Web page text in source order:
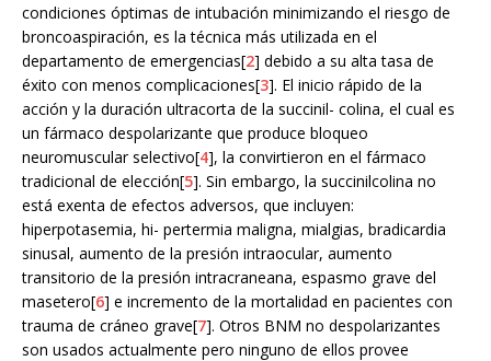
condiciones óptimas de intubación minimizando el riesgo de
broncoaspiración, es la técnica más utilizada en el
departamento de emergencias[2] debido a su alta tasa de
éxito con menos complicaciones[3]. El inicio rápido de la
acción y la duración ultracorta de la succinil- colina, el cual es
un fármaco despolarizante que produce bloqueo
neuromuscular selectivo[4], la convirtieron en el fármaco
tradicional de elección[5]. Sin embargo, la succinilcolina no
está exenta de efectos adversos, que incluyen:
hiperpotasemia, hi- pertermia maligna, mialgias, bradicardia
sinusal, aumento de la presión intraocular, aumento
transitorio de la presión intracraneana, espasmo grave del
masetero[6] e incremento de la mortalidad en pacientes con
trauma de cráneo grave[7]. Otros BNM no despolarizantes
son usados actualmente pero ninguno de ellos provee